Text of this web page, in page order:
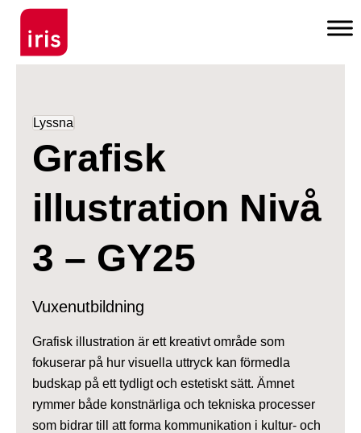
Lyssna
Grafisk
illustration Nivå
3 – GY25
Vuxenutbildning
Grafisk illustration är ett kreativt område som
fokuserar på hur visuella uttryck kan förmedla
budskap på ett tydligt och estetiskt sätt. Ämnet
rymmer både konstnärliga och tekniska processer
som bidrar till att forma kommunikation i kultur- och